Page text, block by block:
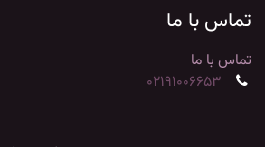
تماس با ما
تماس با ما
02191006653